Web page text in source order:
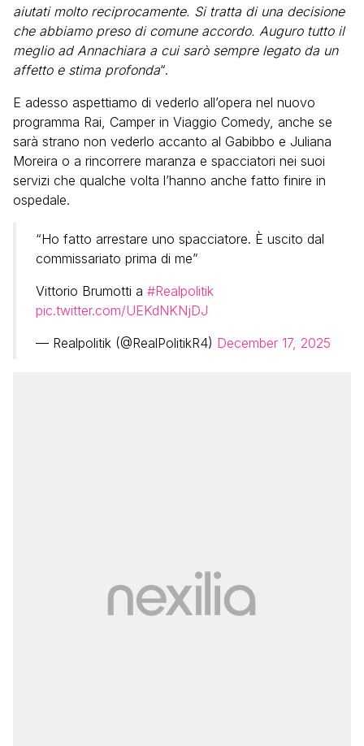
aiutati molto reciprocamente. Si tratta di una decisione
che abbiamo preso di comune accordo. Auguro tutto il
meglio ad Annachiara a cui sarò sempre legato da un
affetto e stima profonda“.
E adesso aspettiamo di vederlo all’opera nel nuovo
programma Rai, Camper in Viaggio Comedy, anche se
sarà strano non vederlo accanto al Gabibbo e Juliana
Moreira o a rincorrere maranza e spacciatori nei suoi
servizi che qualche volta l’hanno anche fatto finire in
ospedale.
“Ho fatto arrestare uno spacciatore. È uscito dal
commissariato prima di me”
Vittorio Brumotti a #Realpolitik
pic.twitter.com/UEKdNKNjDJ
— Realpolitik (@RealPolitikR4) December 17, 2025